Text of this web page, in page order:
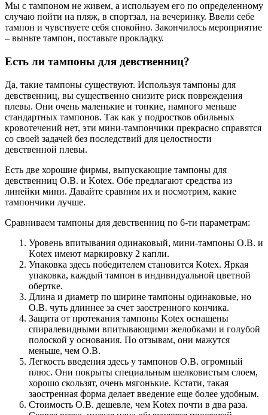
Мы с тампоном не живем, а используем его по определенному
случаю пойти на пляж, в спортзал, на вечеринку. Ввели себе
тампон и чувствуете себя спокойно. Закончилось мероприятие
– выньте тампон, поставьте прокладку.
Есть ли тампоны для девственниц?
Да, такие тампоны существуют. Используя тампоны для
девственниц, вы существенно снизите риск повреждения
плевы. Они очень маленькие и тонкие, намного меньше
стандартных тампонов. Так как у подростков обильных
кровотечений нет, эти мини-тампончики прекрасно справятся
со своей задачей без последствий для целостности
девственной плевы.
Есть две хорошие фирмы, выпускающие тампоны для
девственниц O.B. и Kotex. Обе предлагают средства из
линейки мини. Давайте сравним их и посмотрим, какие
тампончики лучше.
Сравниваем тампоны для девственниц по 6-ти параметрам:
Уровень впитывания одинаковый, мини-тампоны O.B. и
Kotex имеют маркировку 2 капли.
Упаковка здесь победителем становится Kotex. Яркая
упаковка, каждый тампон в индивидуальной цветной
обертке.
Длина и диаметр по ширине тампоны одинаковые, но
O.B. чуть длиннее за счет заостренного кончика.
Защита от протекания тампоны Kotex оснащены
спиралевидными впитывающими желобками и голубой
полоской у основания. По отзывам, они мажутся
меньше, чем O.B.
Легкость введения здесь у тампонов O.B. огромный
плюс. Они покрыты специальным шелковистым слоем,
хорошо скользят, очень мягонькие. Кстати, такая
заостренная форма делает введение еще более удобным.
Стоимость O.B. дешевле, чем Kotex почти в два раза.